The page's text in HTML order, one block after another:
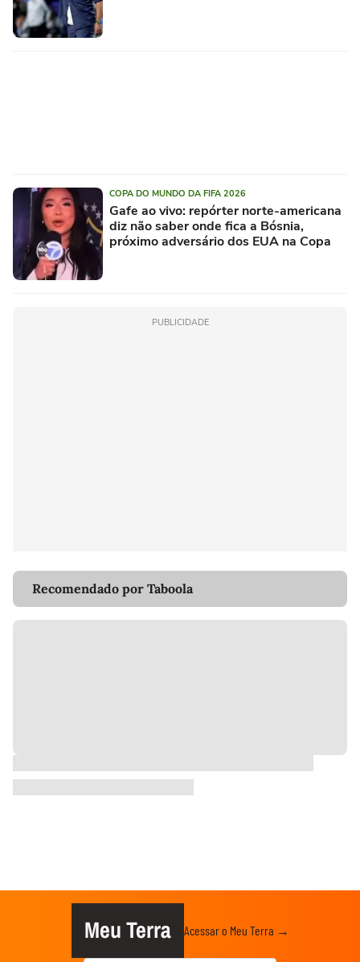
COPA DO MUNDO DA FIFA 2026
Gafe ao vivo: repórter norte-americana
diz não saber onde fica a Bósnia,
próximo adversário dos EUA na Copa
PUBLICIDADE
Recomendado por Taboola
Meu Terra Acessar o Meu Terra →